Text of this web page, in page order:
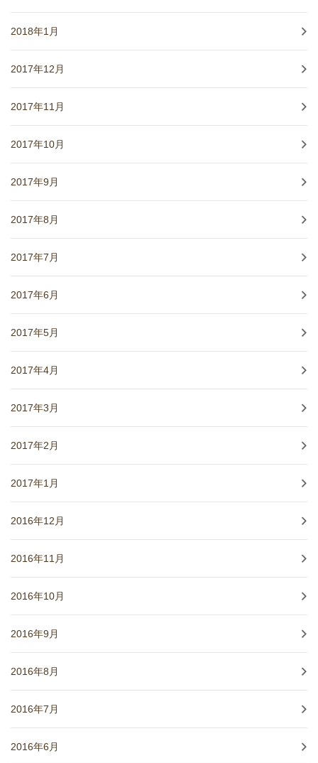
2018年1月
2017年12月
2017年11月
2017年10月
2017年9月
2017年8月
2017年7月
2017年6月
2017年5月
2017年4月
2017年3月
2017年2月
2017年1月
2016年12月
2016年11月
2016年10月
2016年9月
2016年8月
2016年7月
2016年6月